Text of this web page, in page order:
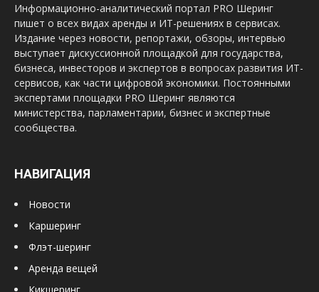
Информационно-аналитический портал PRO Шеринг
пишет о всех видах аренды и ИТ-решениях в сервисах.
Издание через новости, репортажи, обзоры, интервью
выступает дискуссионной площадкой для государства,
бизнеса, инвесторов и экспертов в вопросах развития ИТ-
сервисов, как части цифровой экономики. Постоянными
экспертами площадки PRO Шеринг являются
министерства, парламентарии, бизнес и экспертные
сообщества.
НАВИГАЦИЯ
Новости
Каршеринг
Флэт-шеринг
Аренда вещей
Кикшеринг